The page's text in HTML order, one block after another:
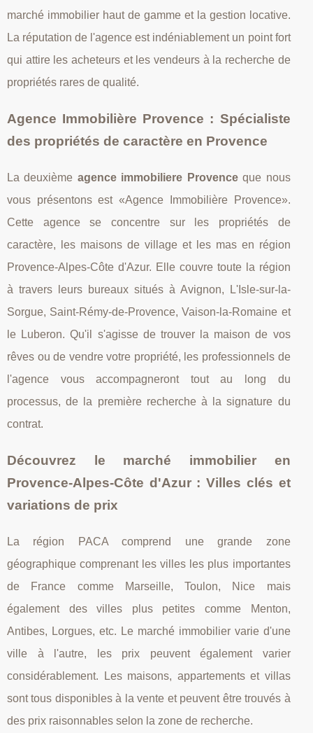
marché immobilier haut de gamme et la gestion locative.
La réputation de l'agence est indéniablement un point fort
qui attire les acheteurs et les vendeurs à la recherche de
propriétés rares de qualité.
Agence Immobilière Provence : Spécialiste
des propriétés de caractère en Provence
La deuxième agence immobiliere Provenceque nous
vous présentons est «Agence Immobilière Provence».
Cette agence se concentre sur les propriétés de
caractère, les maisons de village et les mas en région
Provence-Alpes-Côte d'Azur. Elle couvre toute la région
à travers leurs bureaux situés à Avignon, L'Isle-sur-la-
Sorgue, Saint-Rémy-de-Provence, Vaison-la-Romaine et
le Luberon. Qu'il s'agisse de trouver la maison de vos
rêves ou de vendre votre propriété, les professionnels de
l'agence vous accompagneront tout au long du
processus, de la première recherche à la signature du
contrat.
Découvrez le marché immobilier en
Provence-Alpes-Côte d'Azur : Villes clés et
variations de prix
La région PACA comprend une grande zone
géographique comprenant les villes les plus importantes
de France comme Marseille, Toulon, Nice mais
également des villes plus petites comme Menton,
Antibes, Lorgues, etc. Le marché immobilier varie d'une
ville à l'autre, les prix peuvent également varier
considérablement. Les maisons, appartements et villas
sont tous disponibles à la vente et peuvent être trouvés à
des prix raisonnables selon la zone de recherche.